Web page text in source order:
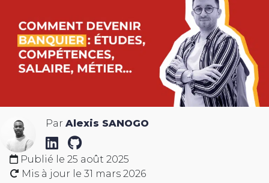
Par Alexis SANOGO
Publié le 25 août 2025
Mis à jour le 31 mars 2026